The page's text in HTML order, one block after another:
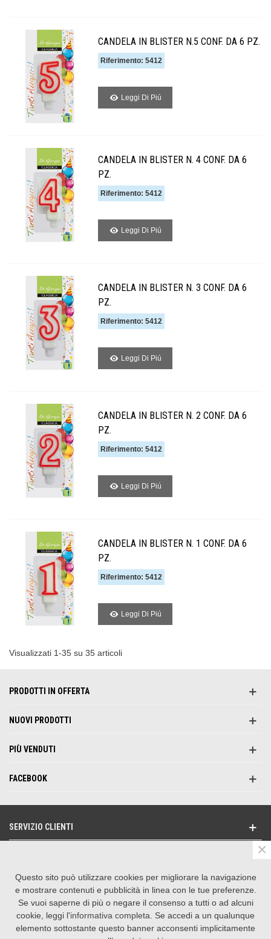
CANDELA IN BLISTER N.5 CONF. DA 6 PZ.
Riferimento: 5412
Leggi Di Piú
CANDELA IN BLISTER N. 4 CONF. DA 6
PZ.
Riferimento: 5412
Leggi Di Piú
CANDELA IN BLISTER N. 3 CONF. DA 6
PZ.
Riferimento: 5412
Leggi Di Piú
CANDELA IN BLISTER N. 2 CONF. DA 6
PZ.
Riferimento: 5412
Leggi Di Piú
CANDELA IN BLISTER N. 1 CONF. DA 6
PZ.
Riferimento: 5412
Leggi Di Piú
Visualizzati 1-35 su 35 articoli
PRODOTTI IN OFFERTA
NUOVI PRODOTTI
PIÙ VENDUTI
FACEBOOK
SERVIZIO CLIENTI
SEGUICI SU
CONTATTACI
Questo sito può utilizzare cookies per migliorare la navigazione
e mostrare contenuti e pubblicità in linea con le tue preferenze.
Se vuoi saperne di più o negare il consenso a tutti o ad alcuni
cookie, leggi l'informativa completa . Se accedi a un qualunque
elemento sottostante questo banner acconsenti implicitamente
×